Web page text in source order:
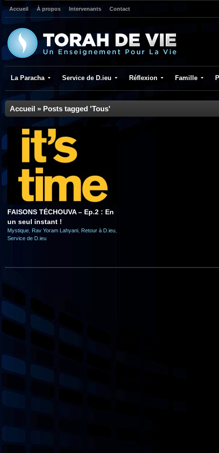
Accueil À propos Intervenants Contact
La Paracha Service de D.ieu Réflexion Famille
Accueil » Posts tagged 'Tous'
FAISONS TÉCHOUVA – Ep.2 : En
un seul instant !
Mystique Rav Yoram Lahyani Retour à D.ieu
Service de D.ieu